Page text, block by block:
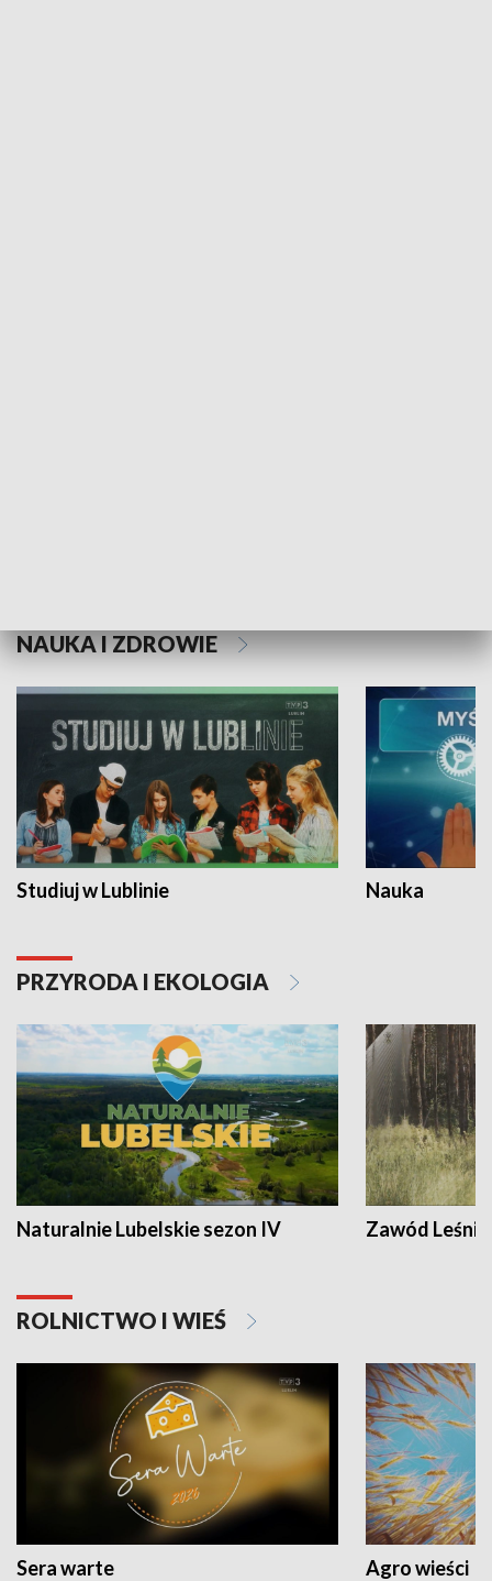
NAUKA I ZDROWIE
Studiuj w Lublinie Nauka
PRZYRODA I EKOLOGIA
Naturalnie Lubelskie sezon IV Zawód Leśnik
ROLNICTWO I WIEŚ
Sera warte Agro wieści